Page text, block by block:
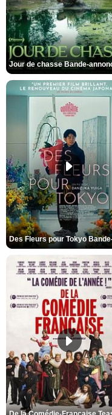
Jour de chasse Bande-